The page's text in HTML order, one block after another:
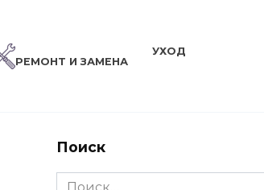
РЕМОНТ И ЗАМЕНА
УХОД
Поиск
Search